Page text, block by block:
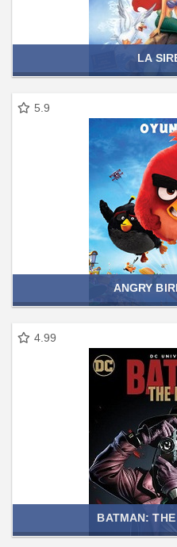
LA
5.9
ANGRY
4.99
BATMAN: